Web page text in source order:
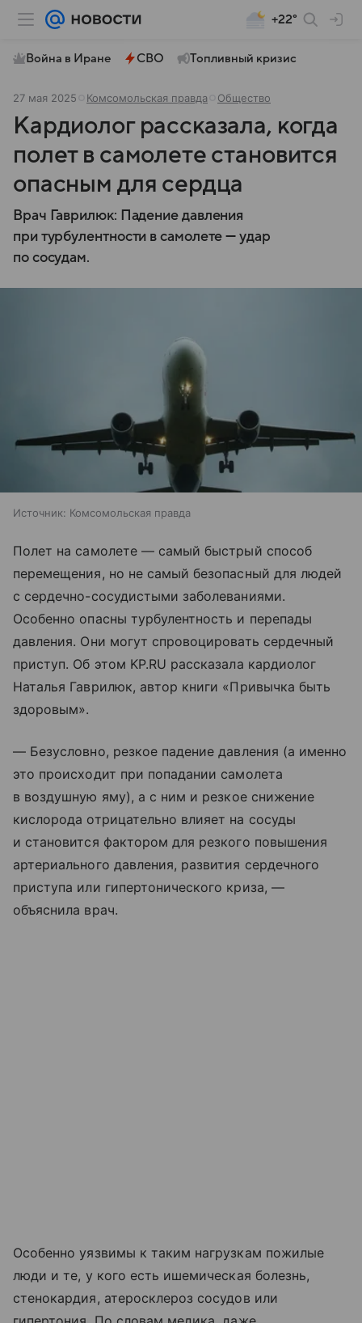
+22°
Война в Иране СВО Топливный кризис
27 мая 2025 Комсомольская правда Общество
Кардиолог рассказала, когда
полет в самолете становится
опасным для сердца
Врач Гаврилюк: Падение давления
при турбулентности в самолете — удар
по сосудам.
Источник: Комсомольская правда
Полет на самолете — самый быстрый способ
перемещения, но не самый безопасный для людей
с сердечно-сосудистыми заболеваниями.
Особенно опасны турбулентность и перепады
давления. Они могут спровоцировать сердечный
приступ. Об этом KP.RU рассказала кардиолог
Наталья Гаврилюк, автор книги «Привычка быть
здоровым».
— Безусловно, резкое падение давления (а именно
это происходит при попадании самолета
в воздушную яму), а с ним и резкое снижение
кислорода отрицательно влияет на сосуды
и становится фактором для резкого повышения
артериального давления, развития сердечного
приступа или гипертонического криза, —
объяснила врач.
Особенно уязвимы к таким нагрузкам пожилые
люди и те, у кого есть ишемическая болезнь,
стенокардия, атеросклероз сосудов или